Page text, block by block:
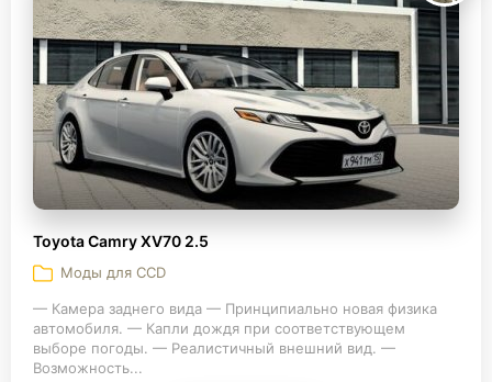
Toyota Camry XV70 2.5
Моды для CCD
— Камера заднего вида — Принципиально новая физика
автомобиля. — Капли дождя при соответствующем
выборе погоды. — Реалистичный внешний вид. —
Возможность...